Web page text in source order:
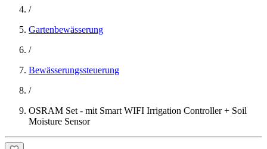
/
Gartenbewässerung
/
Bewässerungssteuerung
/
OSRAM Set - mit Smart WIFI Irrigation Controller + Soil
Moisture Sensor